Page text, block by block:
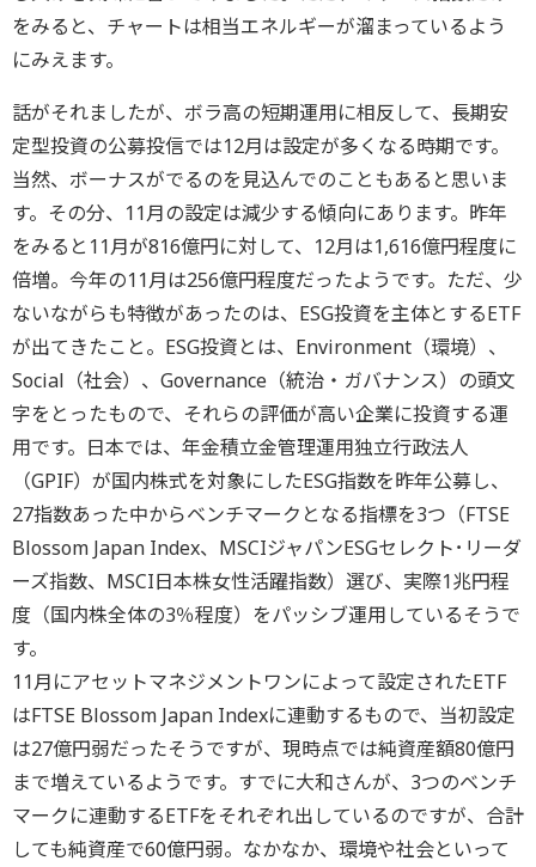
をみると、チャートは相当エネルギーが溜まっているよう
にみえます。
話がそれましたが、ボラ高の短期運用に相反して、長期安
定型投資の公募投信では12月は設定が多くなる時期です。
当然、ボーナスがでるのを見込んでのこともあると思いま
す。その分、11月の設定は減少する傾向にあります。昨年
をみると11月が816億円に対して、12月は1,616億円程度に
倍増。今年の11月は256億円程度だったようです。ただ、少
ないながらも特徴があったのは、ESG投資を主体とするETF
が出てきたこと。ESG投資とは、Environment（環境）、
Social（社会）、Governance（統治・ガバナンス）の頭文
字をとったもので、それらの評価が高い企業に投資する運
用です。日本では、年金積立金管理運用独立行政法人
（GPIF）が国内株式を対象にしたESG指数を昨年公募し、
27指数あった中からベンチマークとなる指標を3つ（FTSE
Blossom Japan Index、MSCIジャパンESGセレクト･リーダ
ーズ指数、MSCI日本株女性活躍指数）選び、実際1兆円程
度（国内株全体の3％程度）をパッシブ運用しているそうで
す。
11月にアセットマネジメントワンによって設定されたETF
はFTSE Blossom Japan Indexに連動するもので、当初設定
は27億円弱だったそうですが、現時点では純資産額80億円
まで増えているようです。すでに大和さんが、3つのベンチ
マークに連動するETFをそれぞれ出しているのですが、合計
しても純資産で60億円弱。なかなか、環境や社会といって